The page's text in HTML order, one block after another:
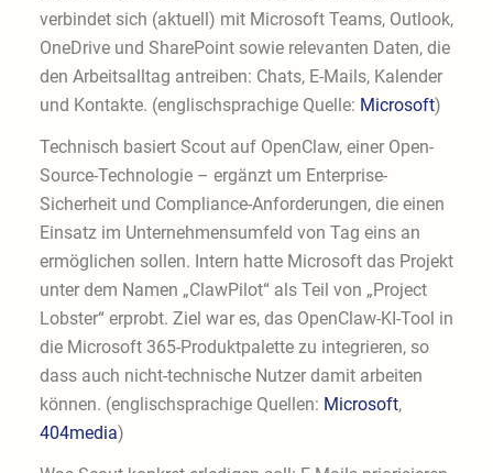
verbindet sich (aktuell) mit Microsoft Teams, Outlook,
OneDrive und SharePoint sowie relevanten Daten, die
den Arbeitsalltag antreiben: Chats, E-Mails, Kalender
und Kontakte. (englischsprachige Quelle: Microsoft)
Technisch basiert Scout auf OpenClaw, einer Open-
Source-Technologie – ergänzt um Enterprise-
Sicherheit und Compliance-Anforderungen, die einen
Einsatz im Unternehmensumfeld von Tag eins an
ermöglichen sollen. Intern hatte Microsoft das Projekt
unter dem Namen „ClawPilot“ als Teil von „Project
Lobster“ erprobt. Ziel war es, das OpenClaw-KI-Tool in
die Microsoft 365-Produktpalette zu integrieren, so
dass auch nicht-technische Nutzer damit arbeiten
können. (englischsprachige Quellen: Microsoft,
404media)